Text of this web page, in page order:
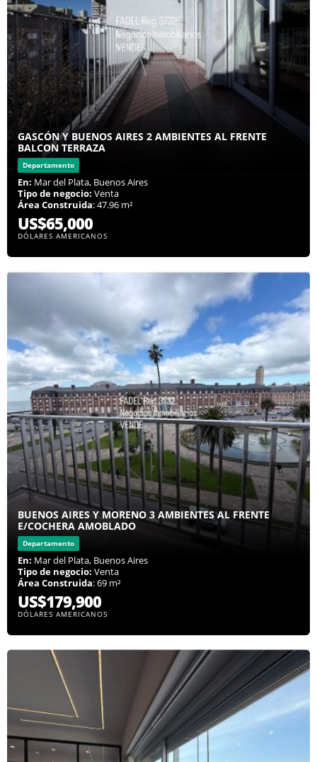
GASCÓN Y BUENOS AIRES 2 AMBIENTES AL FRENTE
BALCON TERRAZA
Departamento
En: Mar del Plata, Buenos Aires
Tipo de negocio: Venta
Área Construida: 47.96 m²
US$65,000
DÓLARES AMERICANOS
BUENOS AIRES Y MORENO 3 AMBIENTES AL FRENTE
E/COCHERA AMOBLADO
Departamento
En: Mar del Plata, Buenos Aires
Tipo de negocio: Venta
Área Construida: 69 m²
US$179,900
DÓLARES AMERICANOS